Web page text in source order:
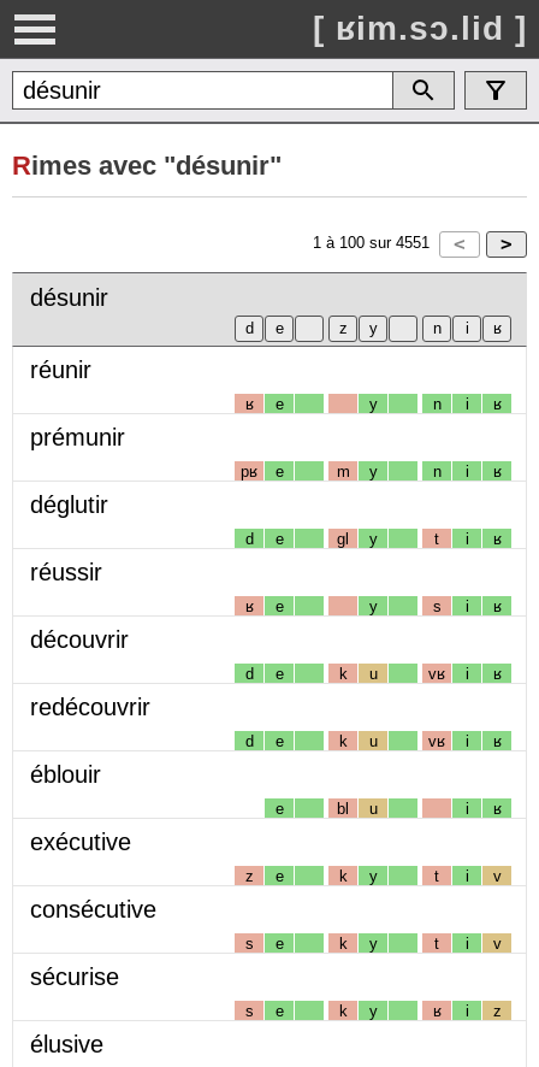
[ ʁim.sɔ.lid ]
Rimes avec "désunir"
1 à 100 sur 4551
désunir
réunir
ʁ e y n i ʁ
prémunir
pʁ e m y n i ʁ
déglutir
d e gl y t i ʁ
réussir
ʁ e y s i ʁ
découvrir
d e k u vʁ i ʁ
redécouvrir
d e k u vʁ i ʁ
éblouir
e bl u i ʁ
exécutive
z e k y t i v
consécutive
s e k y t i v
sécurise
s e k y ʁ i z
élusive